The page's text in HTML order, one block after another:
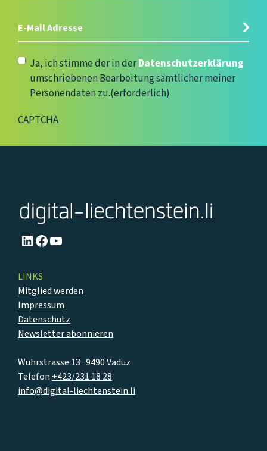
E-
Datenschutzerklärung(erforderlich)
Ja, ich stimme der in derDatenschutzerklärung
umschriebenen Bearbeitung sämtlicher meiner
Personendaten zu.(erforderlich)
CAPTCHA
LinkedIn
Facebook
YouTube
Wuhrstrasse 13 · 9490 Vaduz
Telefon +423/231 18 28
info@digital-liechtenstein.li
LINKS
Mitglied werden
Impressum
Datenschutz
Newsletter abonnieren